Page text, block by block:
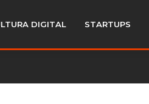
DIGITAL STARTUPS